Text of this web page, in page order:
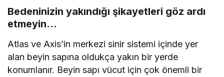
Bedeninizin yakındığı şikayetleri göz ardı
etmeyin…
Atlas ve Axis’in merkezi sinir sistemi içinde yer
alan beyin sapına oldukça yakın bir yerde
konumlanır. Beyin sapı vücut için çok önemli bir